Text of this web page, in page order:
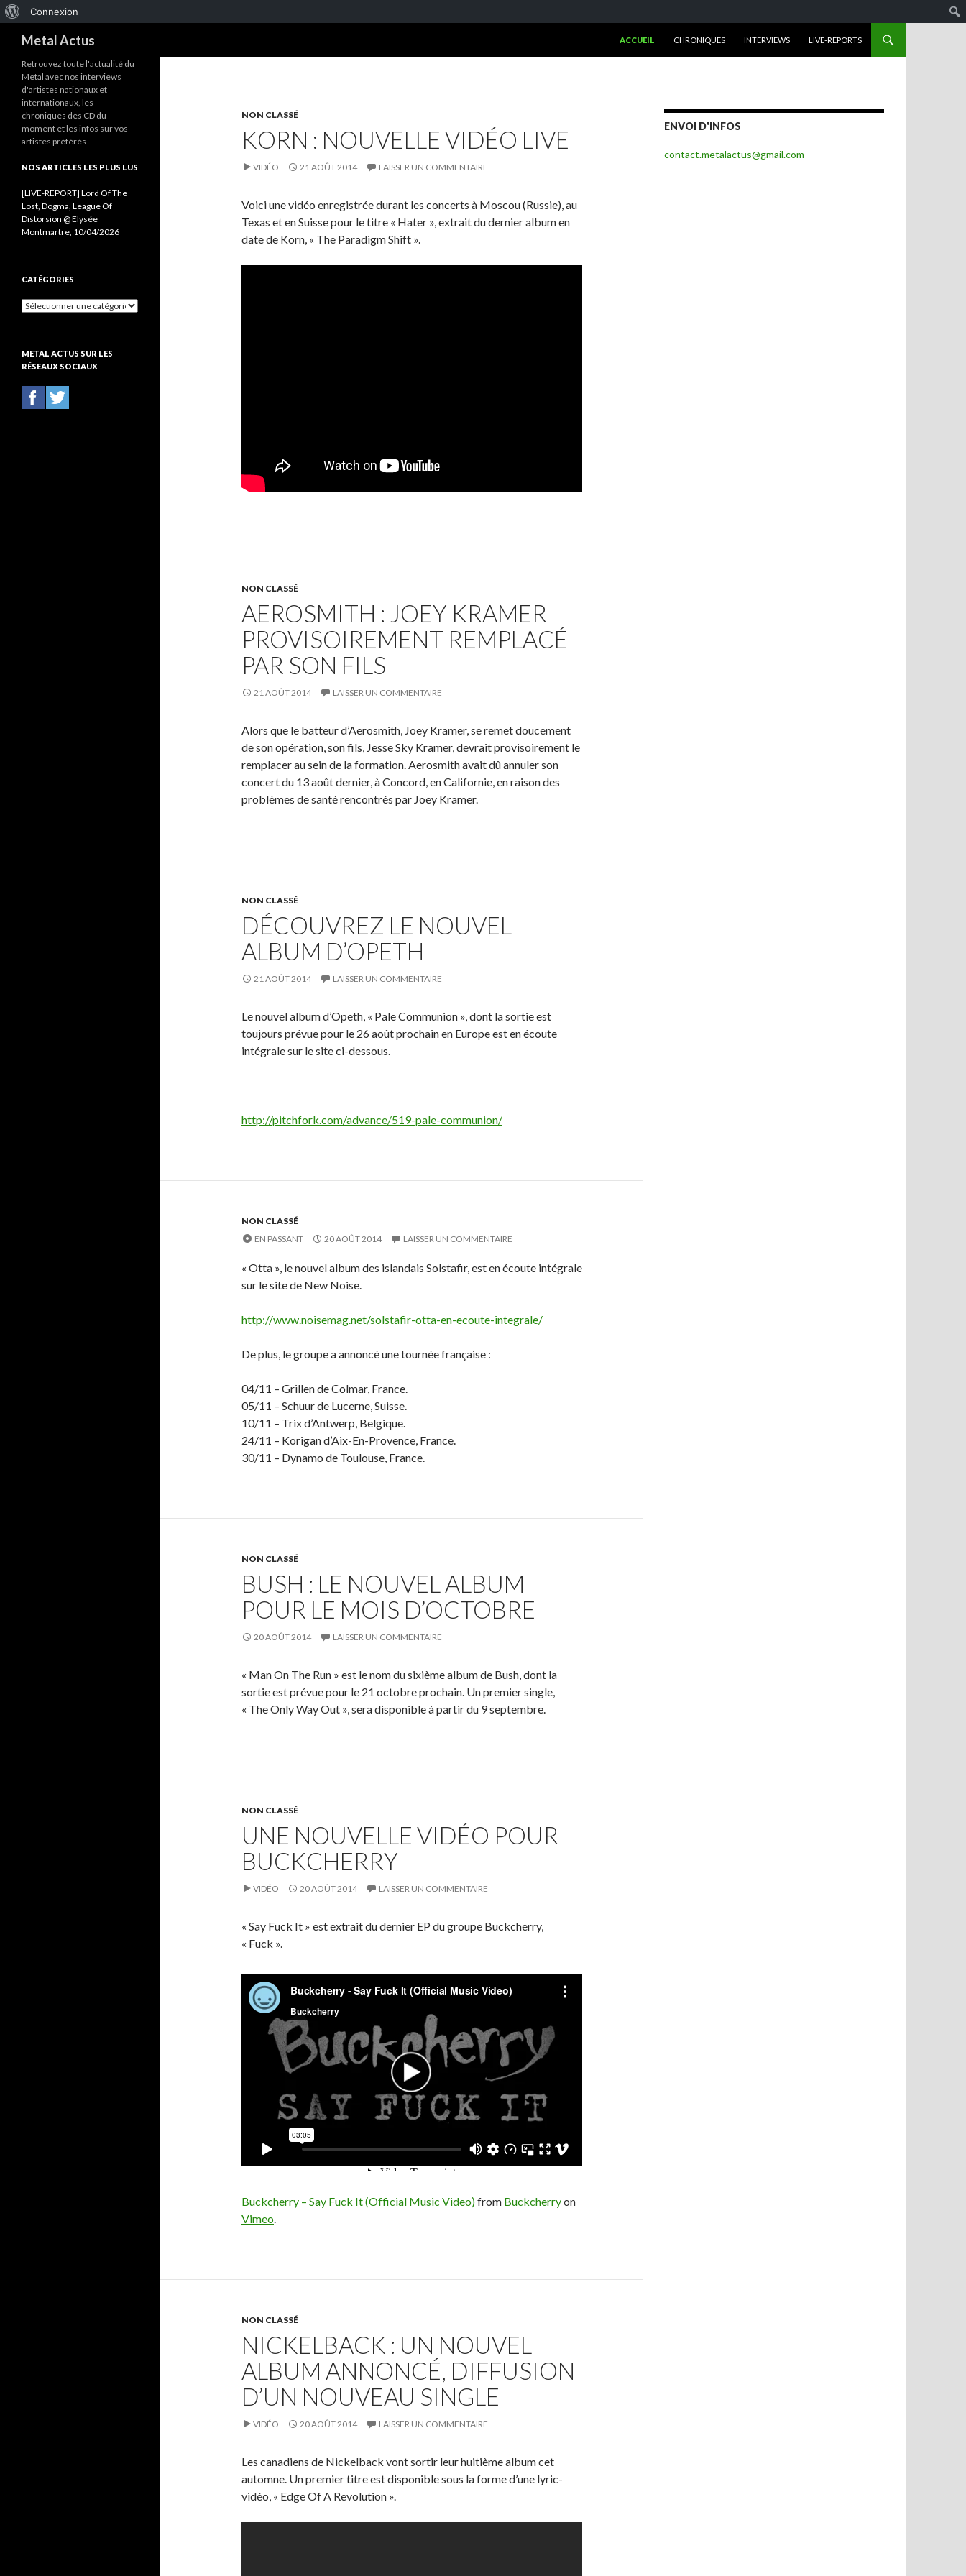
Metal Actus
ACCUEIL
CHRONIQUES INTERVIEWS LIVE-REPORTS
NON CLASSÉ
KORN : NOUVELLE VIDÉO LIVE
VIDÉO 21 AOÛT 2014 LAISSER UN COMMENTAIRE
Voici une vidéo enregistrée durant les concerts à Moscou (Russie), au
Texas et en Suisse pour le titre « Hater », extrait du dernier album en
date de Korn, « The Paradigm Shift ».
NON CLASSÉ
AEROSMITH : JOEY KRAMER
PROVISOIREMENT REMPLACÉ
PAR SON FILS
21 AOÛT 2014 LAISSER UN COMMENTAIRE
Alors que le batteur d’Aerosmith, Joey Kramer, se remet doucement
de son opération, son fils, Jesse Sky Kramer, devrait provisoirement le
remplacer au sein de la formation. Aerosmith avait dû annuler son
concert du 13 août dernier, à Concord, en Californie, en raison des
problèmes de santé rencontrés par Joey Kramer.
NON CLASSÉ
DÉCOUVREZ LE NOUVEL
ALBUM D’OPETH
21 AOÛT 2014 LAISSER UN COMMENTAIRE
Le nouvel album d’Opeth, « Pale Communion », dont la sortie est
toujours prévue pour le 26 août prochain en Europe est en écoute
intégrale sur le site ci-dessous.
http://pitchfork.com/advance/519-pale-communion/
NON CLASSÉ
EN PASSANT
20 AOÛT 2014 LAISSER UN COMMENTAIRE
« Otta », le nouvel album des islandais Solstafir, est en écoute intégrale
sur le site de New Noise.
http://www.noisemag.net/solstafir-otta-en-ecoute-integrale/
De plus, le groupe a annoncé une tournée française :
04/11 – Grillen de Colmar, France.
05/11 – Schuur de Lucerne, Suisse.
10/11 – Trix d’Antwerp, Belgique.
24/11 – Korigan d’Aix-En-Provence, France.
30/11 – Dynamo de Toulouse, France.
NON CLASSÉ
BUSH : LE NOUVEL ALBUM
POUR LE MOIS D’OCTOBRE
20 AOÛT 2014 LAISSER UN COMMENTAIRE
« Man On The Run » est le nom du sixième album de Bush, dont la
sortie est prévue pour le 21 octobre prochain. Un premier single,
« The Only Way Out », sera disponible à partir du 9 septembre.
NON CLASSÉ
UNE NOUVELLE VIDÉO POUR
BUCKCHERRY
VIDÉO 20 AOÛT 2014 LAISSER UN COMMENTAIRE
« Say Fuck It » est extrait du dernier EP du groupe Buckcherry,
« Fuck ».
Buckcherry – Say Fuck It (Official Music Video)from Buckcherryon
Vimeo.
NON CLASSÉ
NICKELBACK : UN NOUVEL
ALBUM ANNONCÉ, DIFFUSION
D’UN NOUVEAU SINGLE
VIDÉO 20 AOÛT 2014 LAISSER UN COMMENTAIRE
Les canadiens de Nickelback vont sortir leur huitième album cet
automne. Un premier titre est disponible sous la forme d’une lyric-
vidéo, « Edge Of A Revolution ».
ENVOI D'INFOS
contact.metalactus@gmail.com
Retrouvez toute l'actualité du
Metal avec nos interviews
d'artistes nationaux et
internationaux, les
chroniques des CD du
moment et les infos sur vos
artistes préférés
NOS ARTICLES LES PLUS LUS
[LIVE-REPORT] Lord Of The
Lost, Dogma, League Of
Distorsion @ Elysée
Montmartre, 10/04/2026
CATÉGORIES
C
g
o
e
METAL ACTUS SUR LES
RÉSEAUX SOCIAUX
propos
WordPress
Connexion